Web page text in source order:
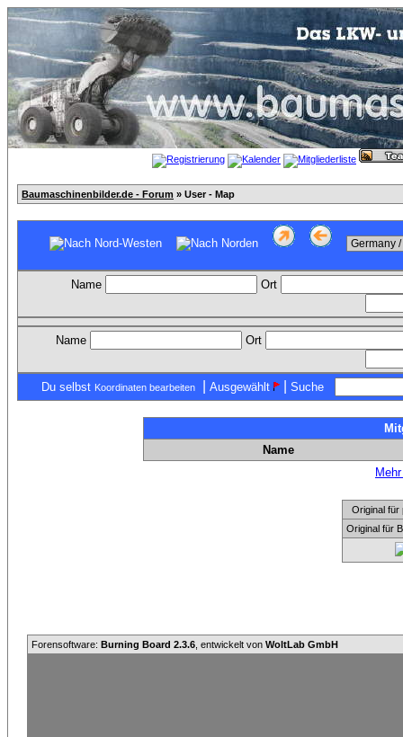
Baumaschinenbilder.de - Forum » User - Map
Name Ort
Name Ort
Du selbst Koordinaten bearbeiten Ausgewählt | Suche
Name
Original für
Original für
Forensoftware: Burning Board 2.3.6 , entwickelt von WoltLab GmbH